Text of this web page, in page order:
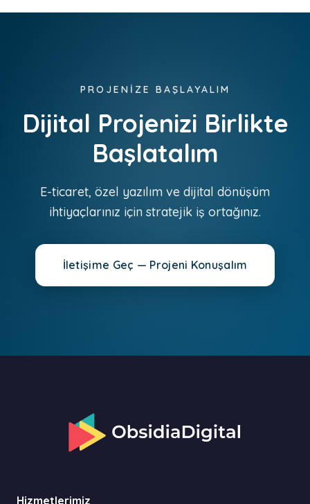
PROJENİZE BAŞLAYALIM
Dijital Projenizi Birlikte
Başlatalım
E-ticaret, özel yazılım ve dijital dönüşüm
ihtiyaçlarınız için stratejik iş ortağınız.
İletişime Geç — Projeni Konuşalım
Hizmetlerimiz